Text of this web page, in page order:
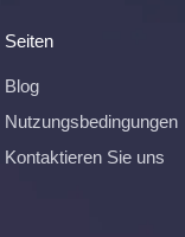
Seiten
Blog
Nutzungsbedingungen
Kontaktieren Sie uns